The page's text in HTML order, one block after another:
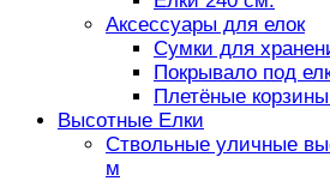
Аксессуары для елок
Сумки для
Покрывало под
Плетёные
Высотные Елки
Ствольные уличные
м